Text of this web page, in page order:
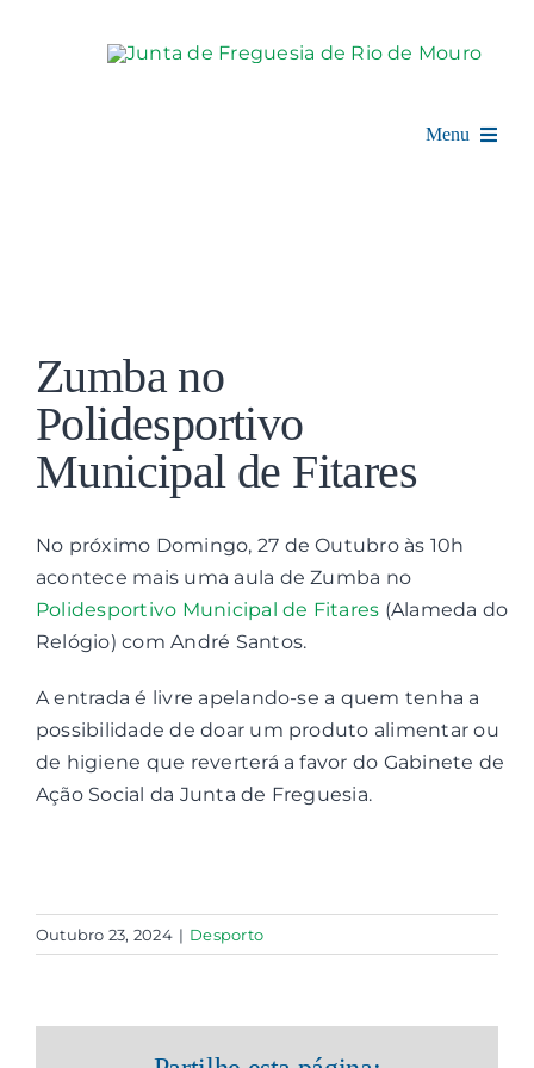
Menu
Balcão Digital
Notícias e Eventos
Contactos
Larger
Image
Zumba no
Polidesportivo
Municipal de Fitares
No próximo Domingo, 27 de Outubro às 10h
acontece mais uma aula de Zumba no
Polidesportivo Municipal de Fitares (Alameda do
Relógio) com André Santos.
A entrada é livre apelando-se a quem tenha a
possibilidade de doar um produto alimentar ou
de higiene que reverterá a favor do Gabinete de
Ação Social da Junta de Freguesia.
Outubro 23, 2024 | Desporto